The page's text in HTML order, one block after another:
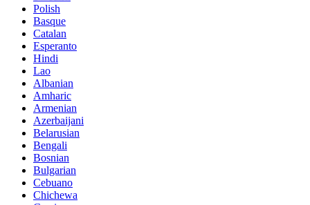
Polish
Basque
Catalan
Esperanto
Hindi
Lao
Albanian
Amharic
Armenian
Azerbaijani
Belarusian
Bengali
Bosnian
Bulgarian
Cebuano
Chichewa